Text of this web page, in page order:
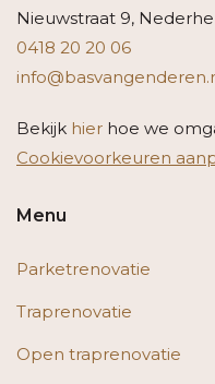
Nieuwstraat 9,
0418 20 20 06
Bekijk hier hoe we
Cookievoorkeuren
Menu
Parketrenovatie
Traprenovatie
Open traprenovatie